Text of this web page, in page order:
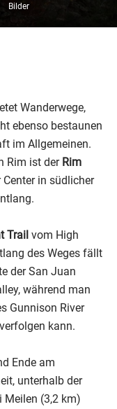
Bilder
Wanderwege,
ebenso bestaunen
im Allgemeinen.
Rim ist der Rim
in südlicher
Trail vom High
des Weges fällt
der San Juan
während man
Gunnison River
kann.
Ende am
unterhalb der
Meilen (3,2 km)